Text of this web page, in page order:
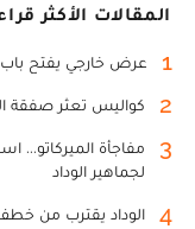
المقالات الأكثر
1 عرض خارجي يفتح باب
2 كواليس تعثر صفقة
3
مفاجأة الميركاتو...
لجماهير الوداد
4 الوداد يقترب من